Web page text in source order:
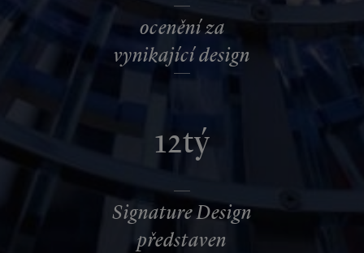
ocenění za
vynikající design
12tý
Signature Design
představen